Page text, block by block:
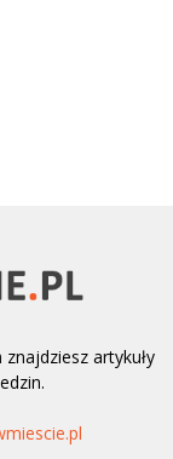
artykuły